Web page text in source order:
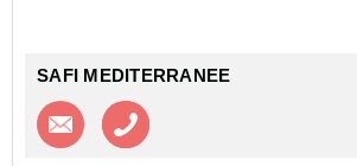
SAFI MEDITERRANEE
Contacter l'agence